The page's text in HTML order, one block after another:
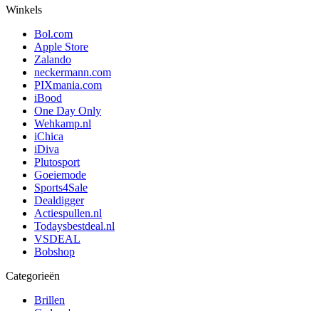
Winkels
Bol.com
Apple Store
Zalando
neckermann.com
PIXmania.com
iBood
One Day Only
Wehkamp.nl
iChica
iDiva
Plutosport
Goeiemode
Sports4Sale
Dealdigger
Actiespullen.nl
Todaysbestdeal.nl
VSDEAL
Bobshop
Categorieën
Brillen